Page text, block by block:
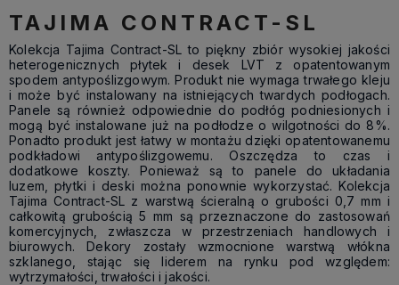
TAJIMA CONTRACT-SL
Kolekcja Tajima Contract-SL to piękny zbiór wysokiej jakości
heterogenicznych płytek i desek LVT z opatentowanym
spodem antypoślizgowym. Produkt nie wymaga trwałego kleju
i może być instalowany na istniejących twardych podłogach.
Panele są również odpowiednie do podłóg podniesionych i
mogą być instalowane już na podłodze o wilgotności do 8%.
Ponadto produkt jest łatwy w montażu dzięki opatentowanemu
podkładowi antypoślizgowemu. Oszczędza to czas i
dodatkowe koszty. Ponieważ są to panele do układania
luzem, płytki i deski można ponownie wykorzystać. Kolekcja
Tajima Contract-SL z warstwą ścieralną o grubości 0,7 mm i
całkowitą grubością 5 mm są przeznaczone do zastosowań
komercyjnych, zwłaszcza w przestrzeniach handlowych i
biurowych. Dekory zostały wzmocnione warstwą włókna
szklanego, stając się liderem na rynku pod względem:
wytrzymałości, trwałości i jakości.